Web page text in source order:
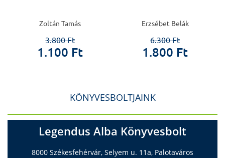
Zoltán Tamás
3.800 Ft
1.100 Ft
Erzsébet Belák
6.300 Ft
1.800 Ft
KÖNYVESBOLTJAINK
Legendus Alba Könyvesbolt
8000 Székesfehérvár, Selyem u. 11a, Palotaváros